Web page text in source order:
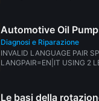
Automotive Oil
Diagnosi e Riparazione
INVALID LANGUAGE PAIR
LANGPAIR=EN|IT USING 2
Le basi della